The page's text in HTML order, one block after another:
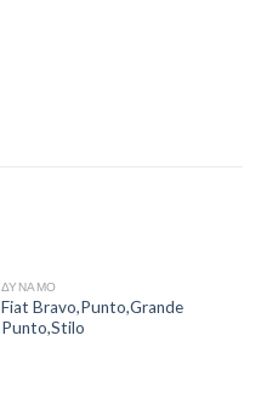
ΔΥΝΑΜΟ
Fiat Bravo,Punto,Grande
Punto,Stilo